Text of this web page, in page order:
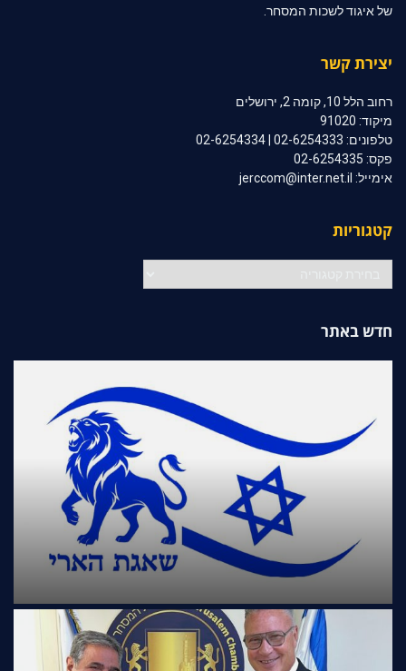
של איגוד לשכות המסחר.
יצירת קשר
רחוב הלל 10, קומה 2, ירושלים
מיקוד: 91020
טלפונים: 02-6254333 | 02-6254334
פקס: 02-6254335
אימייל: jerccom@inter.net.il
קטגוריות
חדש באתר